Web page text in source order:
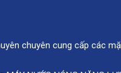
chuyên cung cấp các